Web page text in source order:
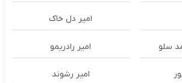
امیر دل خاک
سلو امیر رادریمو
امیر رشوند